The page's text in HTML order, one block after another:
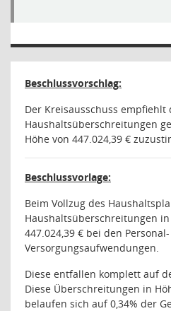
Beschlussvorschlag:
Der Kreisausschuss empfiehlt
Haushaltsüberschreitungen
Höhe von 447.024,39 €
Beschlussvorlage:
Beim Vollzug des
Haushaltsüberschreitungen
447.024,39 € bei den
Versorgungsaufwendungen.
Diese entfallen komplett auf
Diese Überschreitungen in
belaufen sich auf 0,34% der